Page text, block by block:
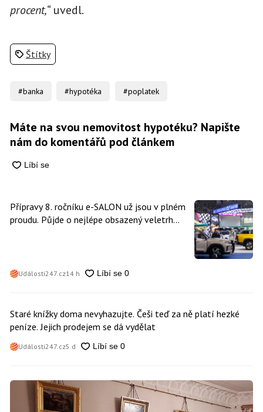
procent,“uvedl.
Štítky
#banka #hypotéka #poplatek
Máte na svou nemovitost hypotéku? Napište
nám do komentářů pod článkem
Přípravy 8. ročníku e-SALON už jsou v plném
proudu. Půjde o nejlépe obsazený veletrh
Události247.cz14 h
Staré knížky doma nevyhazujte. Češi teď za ně platí hezké
peníze. Jejich prodejem se dá vydělat
Události247.cz5 d